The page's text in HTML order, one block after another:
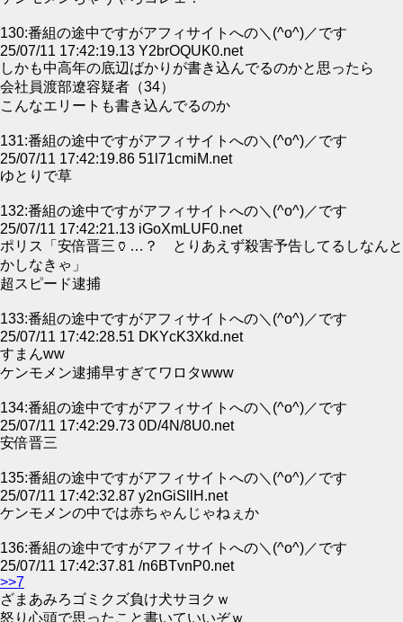
130:番組の途中ですがアフィサイトへの＼(^o^)／です
25/07/11 17:42:19.13 Y2brOQUK0.net
しかも中高年の底辺ばかりが書き込んでるのかと思ったら
会社員渡部遼容疑者（34）
こんなエリートも書き込んでるのか
131:番組の途中ですがアフィサイトへの＼(^o^)／です
25/07/11 17:42:19.86 51l71cmiM.net
ゆとりで草
132:番組の途中ですがアフィサイトへの＼(^o^)／です
25/07/11 17:42:21.13 iGoXmLUF0.net
ポリス「安倍晋三🏺…？ とりあえず殺害予告してるしなんと
かしなきゃ」
超スピード逮捕
133:番組の途中ですがアフィサイトへの＼(^o^)／です
25/07/11 17:42:28.51 DKYcK3Xkd.net
すまんww
ケンモメン逮捕早すぎてワロタwww
134:番組の途中ですがアフィサイトへの＼(^o^)／です
25/07/11 17:42:29.73 0D/4N/8U0.net
安倍晋三
135:番組の途中ですがアフィサイトへの＼(^o^)／です
25/07/11 17:42:32.87 y2nGiSllH.net
ケンモメンの中では赤ちゃんじゃねぇか
136:番組の途中ですがアフィサイトへの＼(^o^)／です
25/07/11 17:42:37.81 /n6BTvnP0.net
>>7
ざまあみろゴミクズ負け犬サヨクｗ
怒り心頭で思ったこと書いていいぞｗ